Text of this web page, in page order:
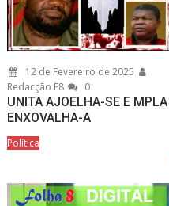
12 de Fevereiro de 2025
Redacção F8
0
UNITA AJOELHA-SE E MPLA
ENXOVALHA-A
Política